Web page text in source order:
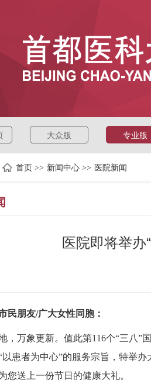
大众版 专业版
首页 >> 新闻中心 >> 医院新闻
医院即将举办
朋友/广大女性同胞：
万象更新。值此第116个“三八”国
以患者为中心”的服务宗旨，特举
您送上一份节日的健康大礼。